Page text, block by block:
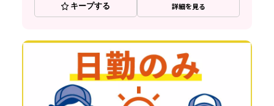
キープする 詳細を見る